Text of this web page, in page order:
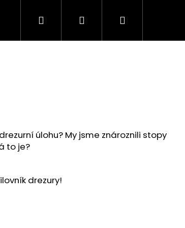
Hledat PřihlášeníNákupní
úlohu? My jsme znároznili stopy
to je?
drezury!